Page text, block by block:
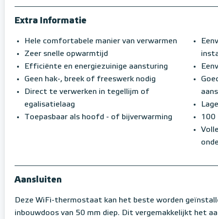
Extra Informatie
Hele comfortabele manier van verwarmen
Zeer snelle opwarmtijd
Efficiënte en energiezuinige aansturing
Geen hak-, breek of freeswerk nodig
Direct te verwerken in tegellijm of
egalisatielaag
Toepasbaar als hoofd - of bijverwarming
100
Aansluiten
Deze WiFi-thermostaat kan het beste worden
inbouwdoos van 50 mm diep. Dit vergemakkelijkt het